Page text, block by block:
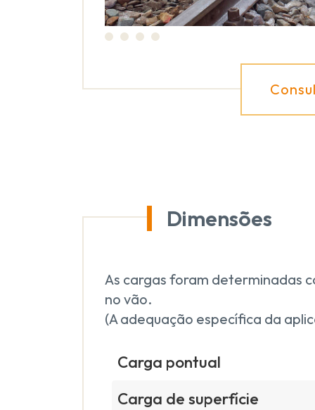
Dimensões
As cargas foram determinadas
no vão.
(A adequação específica da
Carga pontual
Carga de superfície